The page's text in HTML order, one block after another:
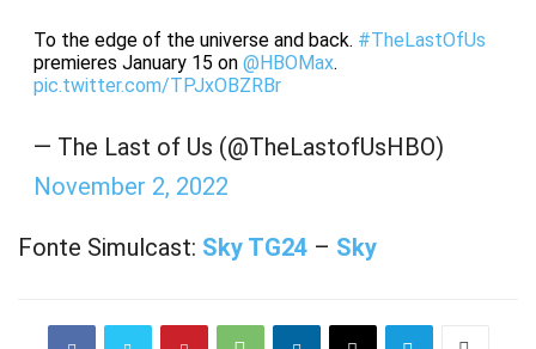
To the edge of the universe and back. #TheLastOfUs
premieres January 15 on @HBOMax.
pic.twitter.com/TPJxOBZRBr
— The Last of Us (@TheLastofUsHBO)
November 2, 2022
Fonte Simulcast: Sky TG24 – Sky